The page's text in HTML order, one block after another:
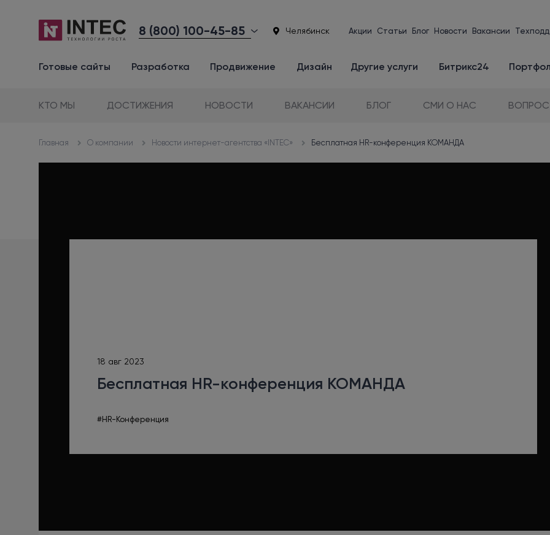
8 (800) 100-45-85 Челябинск Акции Статьи Блог Новости Вакансии
Готовые сайты Разработка Продвижение Дизайн Другие услуги Битрикс24
КТО МЫ ДОСТИЖЕНИЯ НОВОСТИ ВАКАНСИИ БЛОГ СМИ О НАС
Главная О компании Новости интернет-агентства «INTEC» Бесплатная HR-конференция КОМАНДА
18 авг 2023
Бесплатная HR-конференция КОМАНДА
#HR-Конференция